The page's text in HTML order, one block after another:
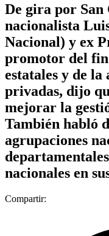
De gira por San
nacionalista
Nacional) y ex
promotor del fin
estatales y de la
privadas, dijo
mejorar la
También habló
agrupaciones
nacionales en
Compartir: